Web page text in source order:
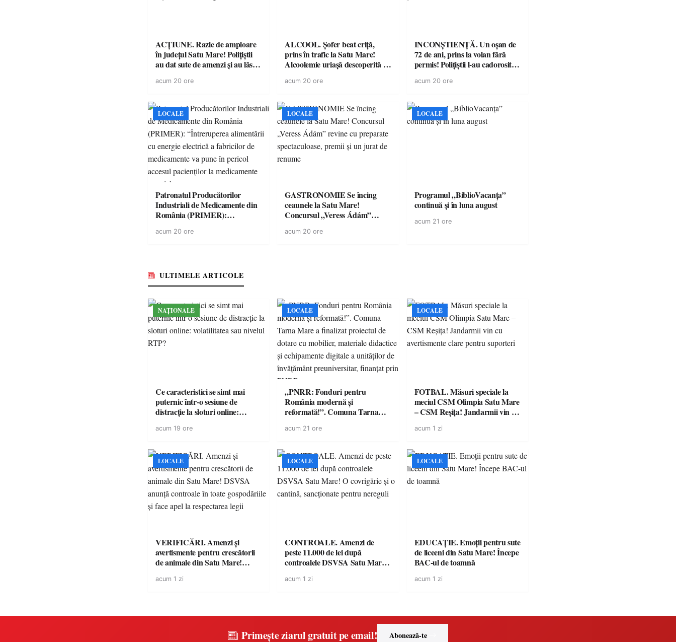
ACȚIUNE. Razie de amploare
în județul Satu Mare! Polițiștii
au dat sute de amenzi și au lăsat
singură zi
acum 20 ore
ALCOOL. Șofer beat criță,
prins în trafic la Satu Mare!
Alcoolemie uriașă descoperită de
acum 20 ore
INCONȘTIENȚĂ. Un oșan de
72 de ani, prins la volan fără
permis! Polițiștii l-au cadorosit
acum 20 ore
LOCALE
Patronatul Producătorilor
Industriali de Medicamente din
România (PRIMER):
energie electrică a fabricilor de
acum 20 ore
LOCALE
GASTRONOMIE Se încing
ceaunele la Satu Mare!
Concursul „Veress Ádám”
spectaculoase, premii și un jurat
acum 20 ore
LOCALE
Programul „BiblioVacanța”
continuă și în luna august
acum 21 ore
ULTIMELE ARTICOLE
NAȚIONALE
Ce caracteristici se simt mai
puternic într-o sesiune de
distracție la sloturi online:
acum 19 ore
LOCALE
„PNRR: Fonduri pentru
România modernă și
reformată!”. Comuna Tarna
dotare cu mobilier, materiale
a unităților de învățământ
preuniversitar, finanțat prin
PNRR
acum 21 ore
LOCALE
FOTBAL. Măsuri speciale la
meciul CSM Olimpia Satu Mare
– CSM Reșița! Jandarmii vin cu
suporteri
acum 1 zi
LOCALE
VERIFICĂRI. Amenzi și
avertismente pentru crescătorii
de animale din Satu Mare!
toate gospodăriile și face apel la
acum 1 zi
LOCALE
CONTROALE. Amenzi de
peste 11.000 de lei după
controalele DSVSA Satu Mare!
sancționate pentru nereguli
acum 1 zi
LOCALE
EDUCAȚIE. Emoții pentru sute
de liceeni din Satu Mare! Începe
BAC-ul de toamnă
acum 1 zi
Primește ziarul gratuit pe email! Abonează-te